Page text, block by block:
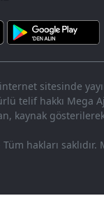
sitesinde
telif hakkı Mega
kaynak
hakları saklıdır.